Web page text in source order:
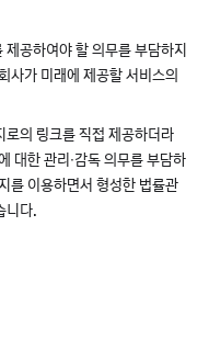
공하여야 할 의무를 부담하지
사가 미래에 제공할 서비스의
로의 링크를 직접 제공하더라
대한 관리∙감독 의무를 부담하
를 이용하면서 형성한 법률관
니다.